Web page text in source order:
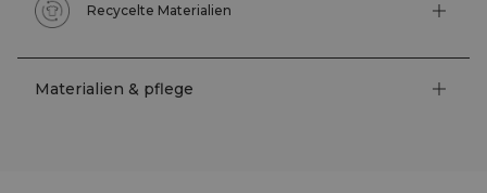
Recycelte Materialien
Materialien & pflege